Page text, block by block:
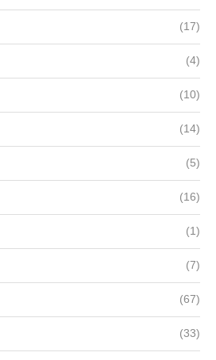
(17)
(4)
(10)
(14)
(5)
(16)
(1)
(7)
(67)
(33)